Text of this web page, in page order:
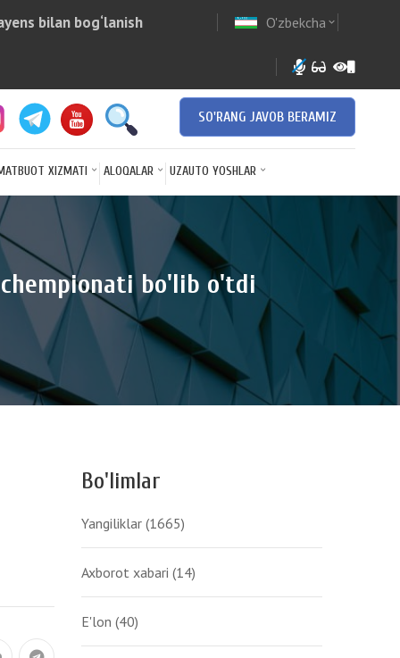
bilan bog‘lanish O'zbekcha expand_more
SO'RANG JAVOB BERAMIZ
XIZMATI ALOQALAR UZAUTO YOSHLAR
bo'lib o'tdi
Bo'limlar
Yangiliklar (1665)
Axborot xabari (14)
E'lon (40)